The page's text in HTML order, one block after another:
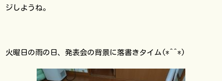
ジしようね。
火曜日の雨の日、発表会の背景に落書きタイム(*^^*)